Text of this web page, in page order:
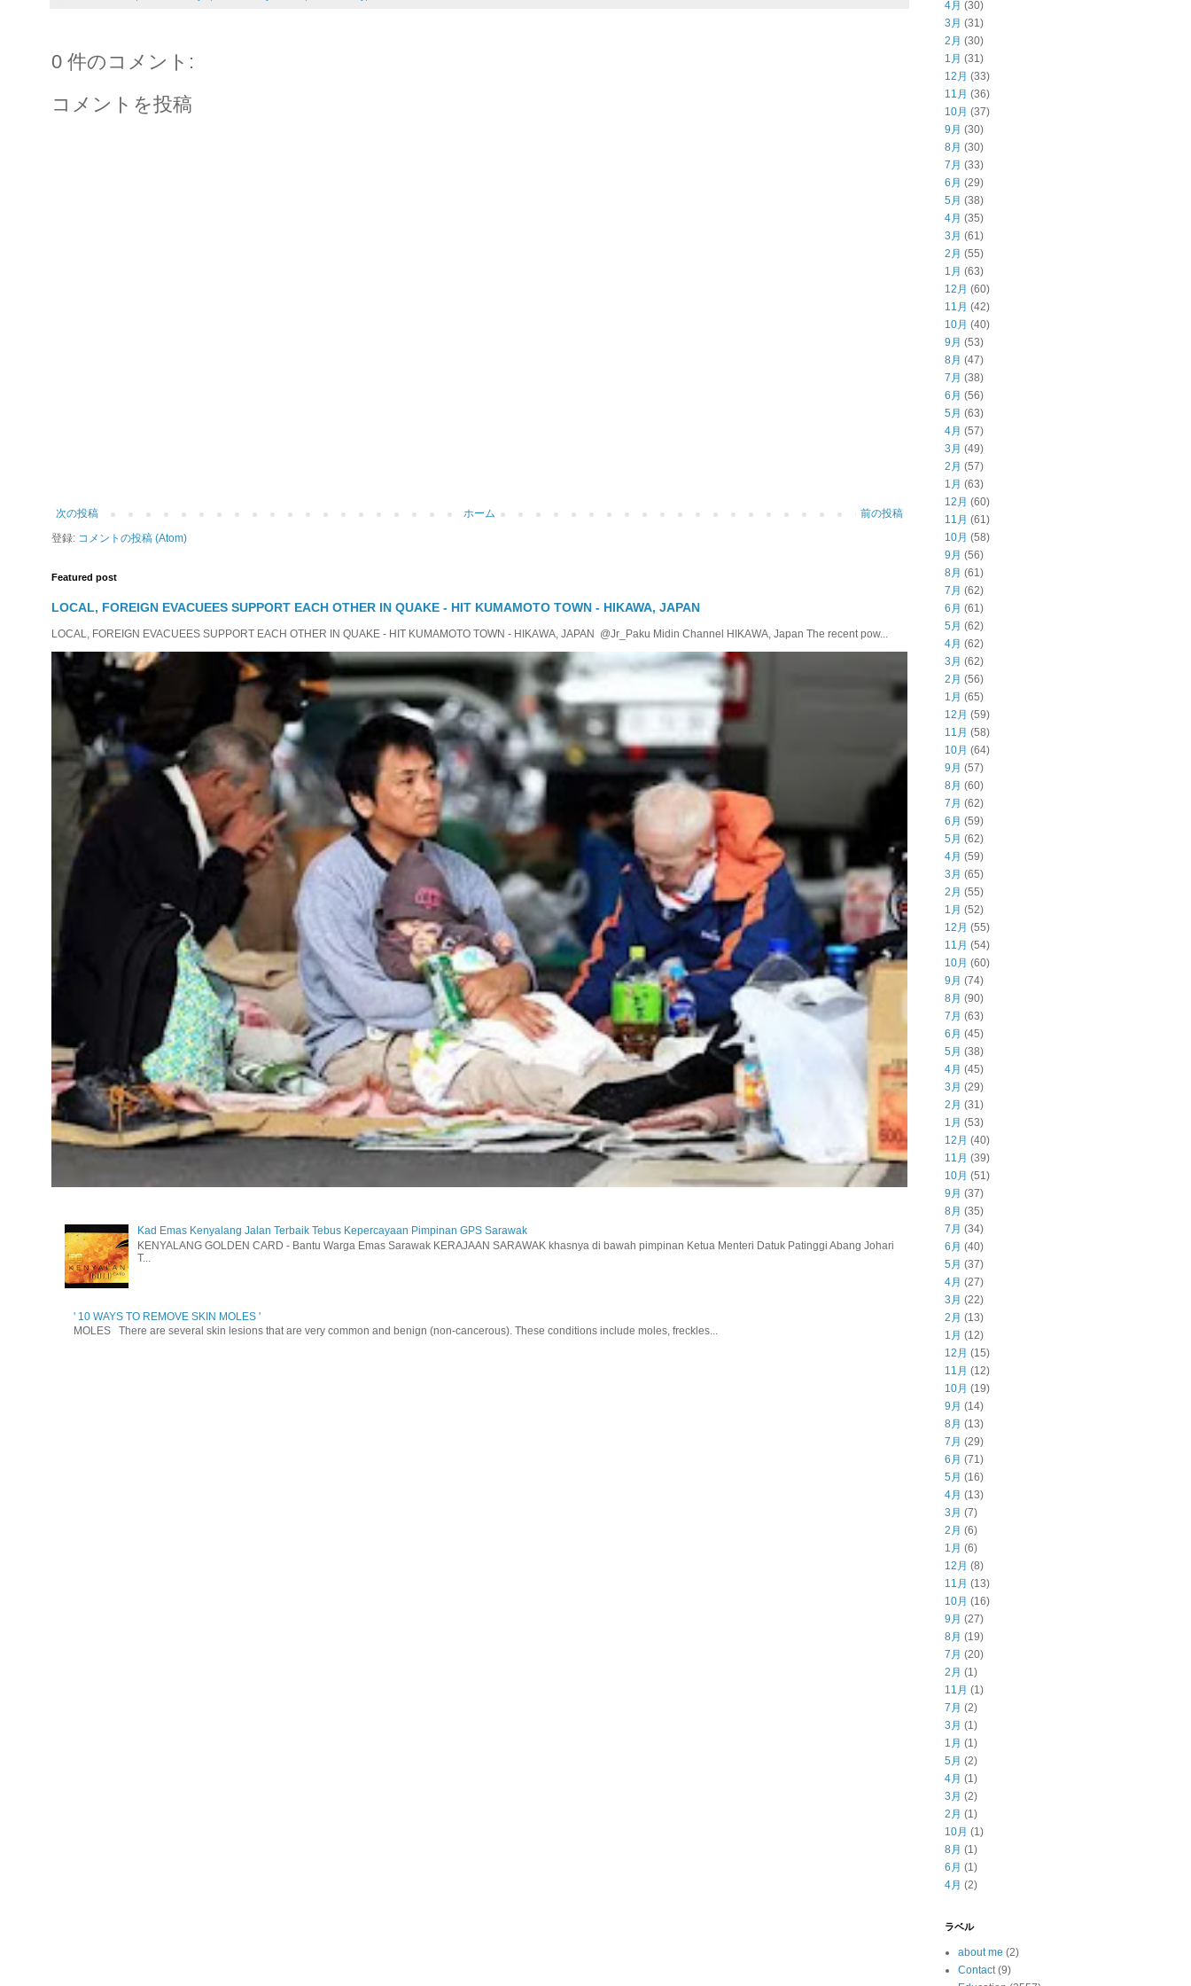
0 件のコメント:
コメントを投稿
次の投稿 前の投稿
ホーム
登録: コメントの投稿 (Atom)
Featured post
LOCAL, FOREIGN EVACUEES SUPPORT EACH OTHER IN QUAKE - HIT KUMAMOTO TOWN - HIKAWA, JAPAN
LOCAL, FOREIGN EVACUEES SUPPORT EACH OTHER IN QUAKE - HIT KUMAMOTO TOWN - HIKAWA, JAPAN @Jr_Paku Midin Channel HIKAWA, Japan The recent pow...
Kad Emas Kenyalang Jalan Terbaik Tebus Kepercayaan Pimpinan GPS Sarawak
KENYALANG GOLDEN CARD - Bantu Warga Emas Sarawak KERAJAAN SARAWAK khasnya di bawah pimpinan Ketua Menteri Datuk Patinggi Abang Johari
T...
' 10 WAYS TO REMOVE SKIN MOLES '
MOLES There are several skin lesions that are very common and benign (non-cancerous). These conditions include moles, freckles...
4月 (30)
3月 (31)
2月 (30)
1月 (31)
12月 (33)
11月 (36)
10月 (37)
9月 (30)
8月 (30)
7月 (33)
6月 (29)
5月 (38)
4月 (35)
3月 (61)
2月 (55)
1月 (63)
12月 (60)
11月 (42)
10月 (40)
9月 (53)
8月 (47)
7月 (38)
6月 (56)
5月 (63)
4月 (57)
3月 (49)
2月 (57)
1月 (63)
12月 (60)
11月 (61)
10月 (58)
9月 (56)
8月 (61)
7月 (62)
6月 (61)
5月 (62)
4月 (62)
3月 (62)
2月 (56)
1月 (65)
12月 (59)
11月 (58)
10月 (64)
9月 (57)
8月 (60)
7月 (62)
6月 (59)
5月 (62)
4月 (59)
3月 (65)
2月 (55)
1月 (52)
12月 (55)
11月 (54)
10月 (60)
9月 (74)
8月 (90)
7月 (63)
6月 (45)
5月 (38)
4月 (45)
3月 (29)
2月 (31)
1月 (53)
12月 (40)
11月 (39)
10月 (51)
9月 (37)
8月 (35)
7月 (34)
6月 (40)
5月 (37)
4月 (27)
3月 (22)
2月 (13)
1月 (12)
12月 (15)
11月 (12)
10月 (19)
9月 (14)
8月 (13)
7月 (29)
6月 (71)
5月 (16)
4月 (13)
3月 (7)
2月 (6)
1月 (6)
12月 (8)
11月 (13)
10月 (16)
9月 (27)
8月 (19)
7月 (20)
2月 (1)
11月 (1)
7月 (2)
3月 (1)
1月 (1)
5月 (2)
4月 (1)
3月 (2)
2月 (1)
10月 (1)
8月 (1)
6月 (1)
4月 (2)
ラベル
about me (2)
Contact (9)